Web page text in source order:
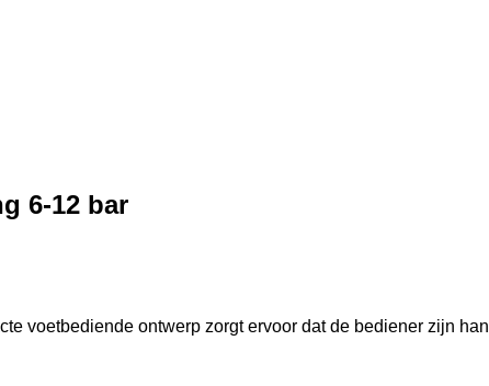
6-12 bar
voetbediende ontwerp zorgt ervoor dat de bediener zijn